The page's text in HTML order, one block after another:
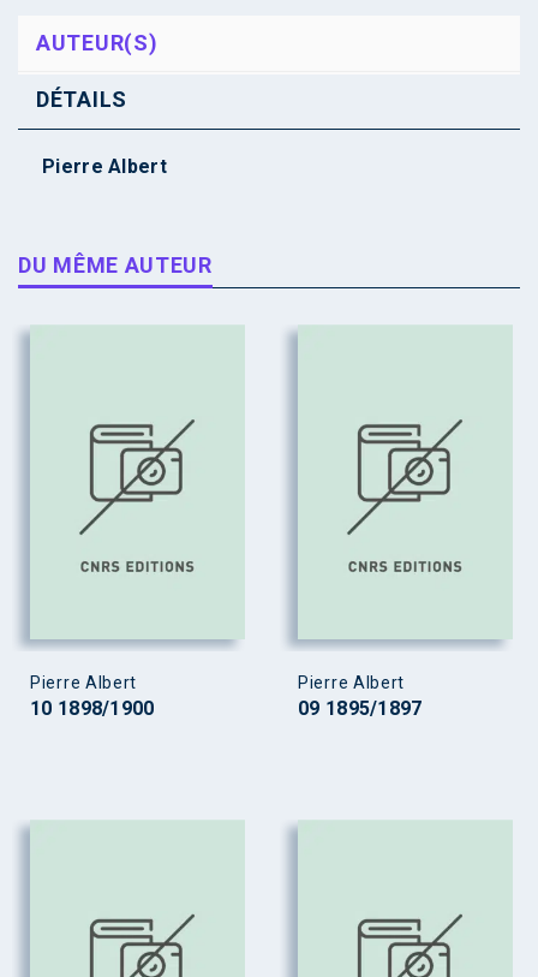
AUTEUR(S)
DÉTAILS
Pierre Albert
DU MÊME AUTEUR
Pierre Albert
10 1898/1900
Pierre Albert
09 1895/1897